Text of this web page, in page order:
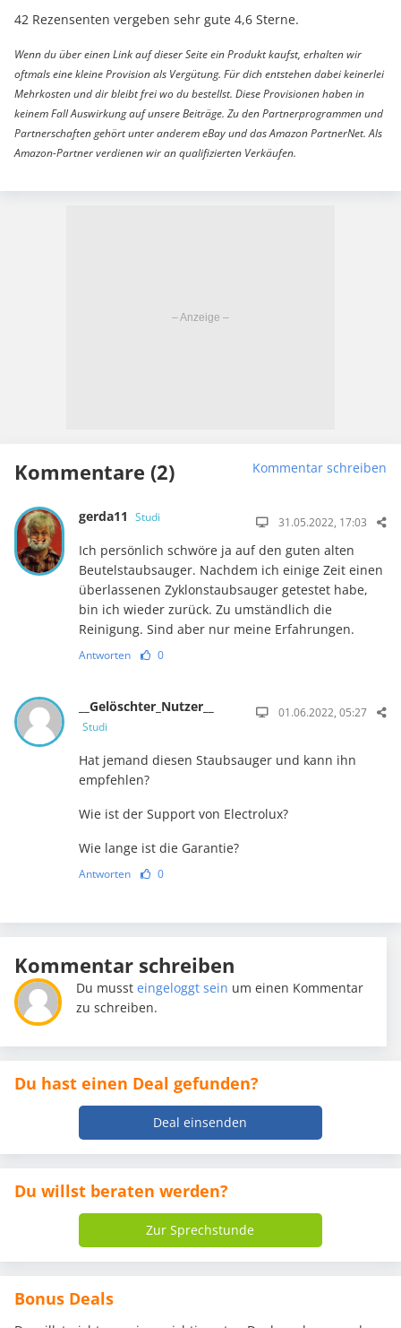
42 Rezensenten vergeben sehr gute 4,6 Sterne.
Wenn du über einen Link auf dieser Seite ein Produkt kaufst, erhalten wir
oftmals eine kleine Provision als Vergütung. Für dich entstehen dabei keinerlei
Mehrkosten und dir bleibt frei wo du bestellst. Diese Provisionen haben in
keinem Fall Auswirkung auf unsere Beiträge. Zu den Partnerprogrammen und
Partnerschaften gehört unter anderem eBay und das Amazon PartnerNet. Als
Amazon-Partner verdienen wir an qualifizierten Verkäufen.
Kommentare (2) Kommentar schreiben
gerda11 Studi 31.05.2022, 17:03
Ich persönlich schwöre ja auf den guten alten
Beutelstaubsauger. Nachdem ich einige Zeit einen
überlassenen Zyklonstaubsauger getestet habe,
bin ich wieder zurück. Zu umständlich die
Reinigung. Sind aber nur meine Erfahrungen.
Antworten 0
__Gelöschter_Nutzer__
Studi
01.06.2022, 05:27
Hat jemand diesen Staubsauger und kann ihn
empfehlen?
Wie ist der Support von Electrolux?
Wie lange ist die Garantie?
Antworten 0
Kommentar schreiben
Du mussteingeloggt sein um einen Kommentar
zu schreiben.
Du hast einen Deal gefunden?
Deal einsenden
Du willst beraten werden?
Zur Sprechstunde
Bonus Deals